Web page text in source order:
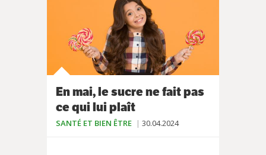
En mai, le sucre ne fait pas
ce qui lui plaît
SANTÉ ET BIEN ÊTRE 30.04.2024